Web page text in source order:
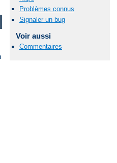
Problèmes connus
Signaler un bug
Voir aussi
Commentaires